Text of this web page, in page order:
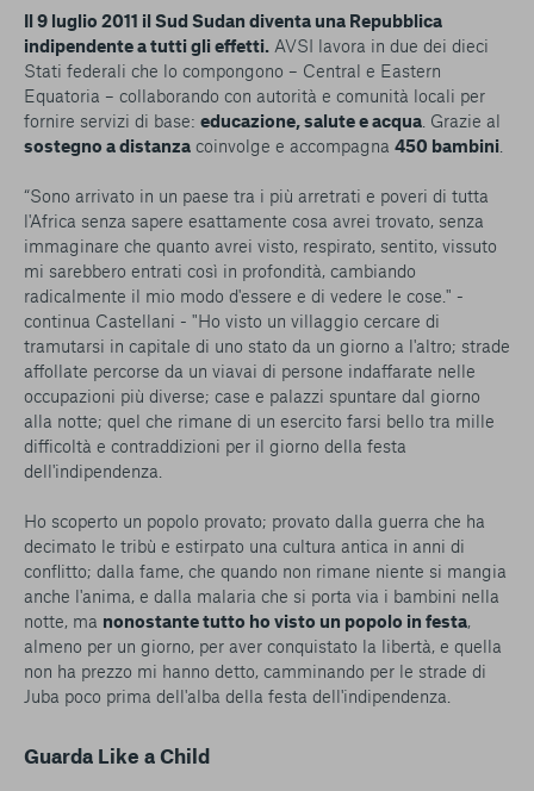
Il 9 luglio 2011 il Sud Sudan diventa una Repubblica
indipendente a tutti gli effetti. AVSI lavora in due dei dieci
Stati federali che lo compongono – Central e Eastern
Equatoria – collaborando con autorità e comunità locali per
fornire servizi di base: educazione, salute e acqua . Grazie al
sostegno a distanza coinvolge e accompagna 450 bambini
“Sono arrivato in un paese tra i più arretrati e poveri di tutta
l'Africa senza sapere esattamente cosa avrei trovato, senza
immaginare che quanto avrei visto, respirato, sentito, vissuto
mi sarebbero entrati così in profondità, cambiando
radicalmente il mio modo d'essere e di vedere le cose." -
continua Castellani - "Ho visto un villaggio cercare di
tramutarsi in capitale di uno stato da un giorno a l'altro; strade
affollate percorse da un viavai di persone indaffarate nelle
occupazioni più diverse; case e palazzi spuntare dal giorno
alla notte; quel che rimane di un esercito farsi bello tra mille
difficoltà e contraddizioni per il giorno della festa
dell'indipendenza.
Ho scoperto un popolo provato; provato dalla guerra che ha
decimato le tribù e estirpato una cultura antica in anni di
conflitto; dalla fame, che quando non rimane niente si mangia
anche l'anima, e dalla malaria che si porta via i bambini nella
notte, ma nonostante tutto ho visto un popolo in festa,
almeno per un giorno, per aver conquistato la libertà, e quella
non ha prezzo mi hanno detto, camminando per le strade di
Juba poco prima dell'alba della festa dell'indipendenza.
Guarda Like a Child